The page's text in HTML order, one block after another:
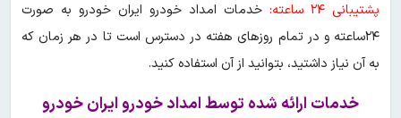
پشتیبانی ۲۴ ساعته:
خدمات امداد خودرو ایران خودرو به صورت
۲۴ساعته و در تمام روزهای هفته در دسترس است تا در هر زمان که
به آن نیاز داشتید، بتوانید از آن استفاده کنید.
خدمات ارائه شده توسط امداد خودرو ایران خودرو